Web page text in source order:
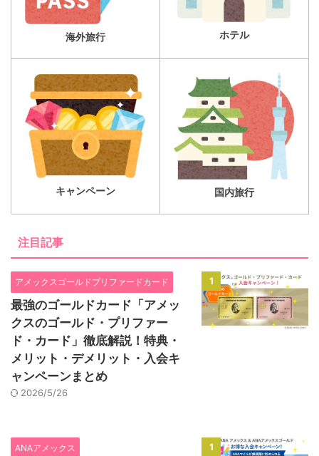
海外旅行 ホテル
キャンペーン 国内旅行
注目記事
1
アメックスゴールドプリファードカード
最強のゴールドカード「アメッ
クスのゴールド・プリファー
ド・カード」徹底解説！特典・
メリット・デメリット・入会キ
ャンペーンまとめ
2026/5/26
1
ANAアメックス